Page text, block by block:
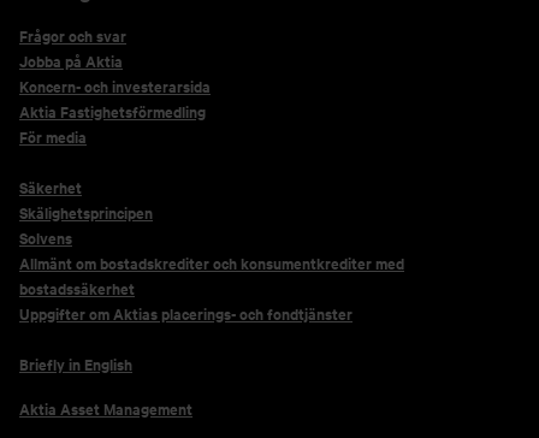
Frågor och svar
Jobba på Aktia
Koncern- och investerarsida
Aktia Fastighetsförmedling
För media
Säkerhet
Skälighetsprincipen
Solvens
Allmänt om bostadskrediter och konsumentkrediter med
bostadssäkerhet
Uppgifter om Aktias placerings- och fondtjänster
Briefly in English
Aktia Asset Management